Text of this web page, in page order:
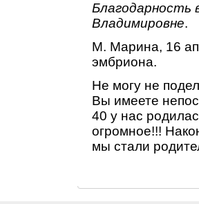
Благодарность
Владимировне.
М. Марина, 16
эмбриона.
Не могу не
Вы имеете
40 у нас
огромное!!!
мы стали